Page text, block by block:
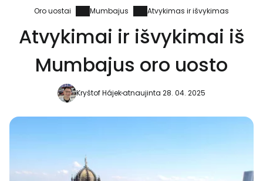
Oro uostai Mumbajus Atvykimas ir išvykimas
Atvykimai ir išvykimai iš
Mumbajus oro uosto
Kryštof Hájekatnaujinta 28. 04. 2025
Cestee
... pasaulinė kelionių bendruomenė
Tęsti su Google
Tęsti el. paštu